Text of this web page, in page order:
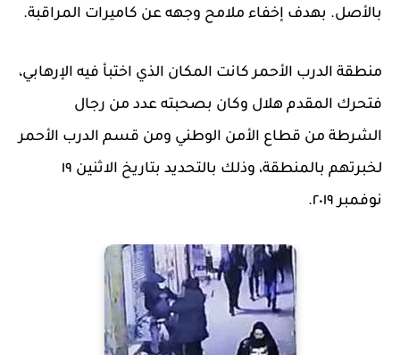
بالأصل. بهدف إخفاء ملامح وجهه عن كاميرات المراقبة.
منطقة الدرب الأحمر كانت المكان الذي اختبأ فيه الإرهابي،
فتحرك المقدم هلال وكان بصحبته عدد من رجال
الشرطة من قطاع الأمن الوطني ومن قسم الدرب الأحمر
لخبرتهم بالمنطقة، وذلك بالتحديد بتاريخ الاثنين ١٩
نوفمبر ٢٠١٩.